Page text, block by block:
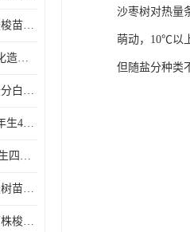
2022年梭梭苗 50公分梭梭苗产地 沙漠绿化梭梭苗基地 提供技术
1年生40公分白刺苗 绿化造林白刺树苗
广恒源白刺苗 高度40公分白刺树苗
广恒源白刺苗 2022年1年生40公分白刺树苗
四翅滨藜农户出售一年生四翅滨藜各种规格四翅滨黎产地货源
甘肃梭梭苗原产地 梭梭树苗种植技术 梭梭种苗基地
自产自销梭梭苗 3000万株梭梭种苗供应 办理检疫全国发货
沙枣树对热量
萌动，10℃以
但随盐分种类